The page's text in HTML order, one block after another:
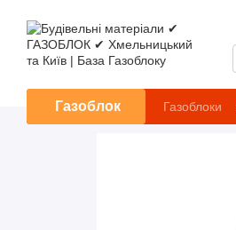
Газоблок Газоблоки